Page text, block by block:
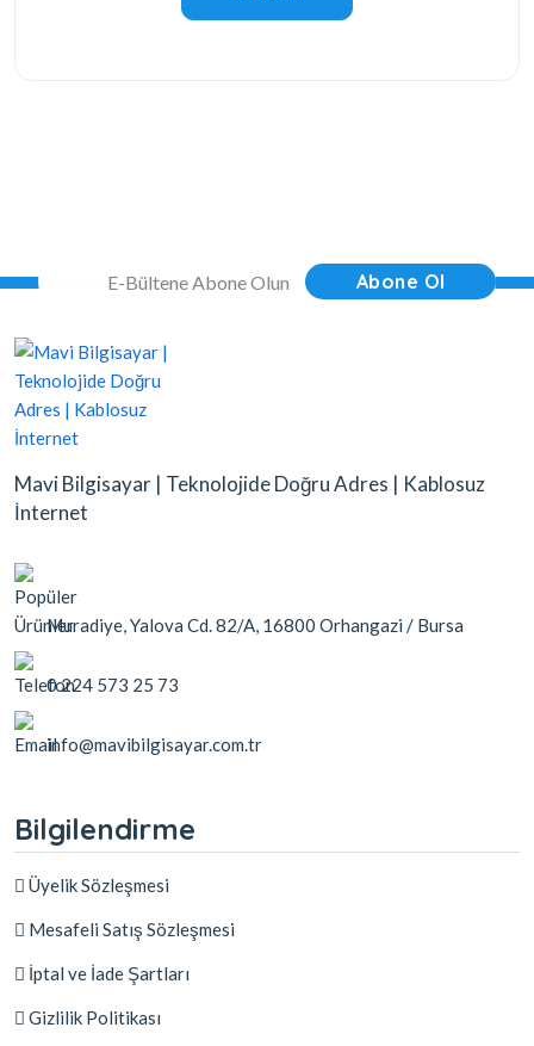
Abone Ol
Mavi Bilgisayar | Teknolojide Doğru Adres | Kablosuz
İnternet
Muradiye, Yalova Cd. 82/A, 16800 Orhangazi / Bursa
0 224 573 25 73
info@mavibilgisayar.com.tr
Bilgilendirme
Üyelik Sözleşmesi
Mesafeli Satış Sözleşmesi
İptal ve İade Şartları
Gizlilik Politikası